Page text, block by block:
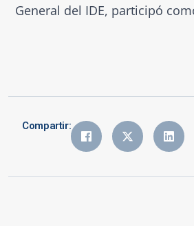
General del IDE, participó
Compartir: